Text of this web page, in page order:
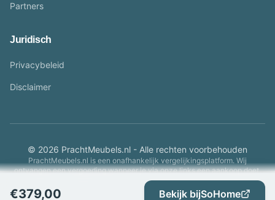
€379,00 Bekijk bijSoHome
Partners
Juridisch
Privacybeleid
Disclaimer
© 2026 PrachtMeubels.nl - Alle rechten voorbehouden
PrachtMeubels.nl is een onafhankelijk vergelijkingsplatform. Wij
ontvangen een vergoeding wanneer je via onze links een aankoop doet.